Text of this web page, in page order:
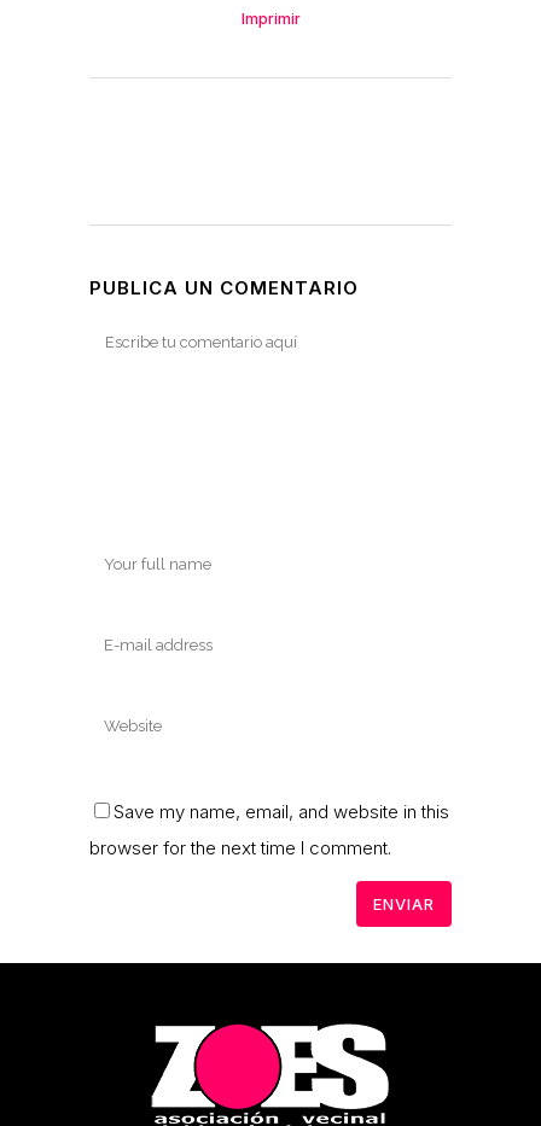
Imprimir
PUBLICA UN COMENTARIO
Save my name, email, and website in this
browser for the next time I comment.